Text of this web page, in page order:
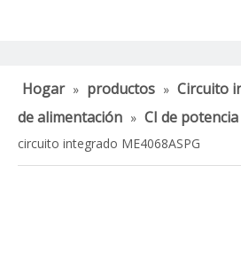
Hogar » productos » Circuito
de alimentación » CI de potencia
circuito integrado ME4068ASPG